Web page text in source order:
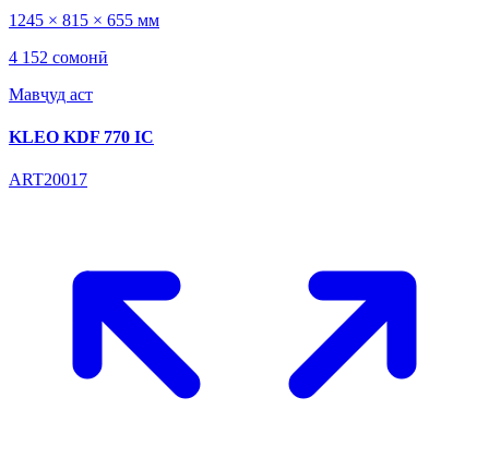
1245 × 815 × 655 мм
4 152 сомонӣ
Мавҷуд аст
KLEO KDF 770 IC
ART20017